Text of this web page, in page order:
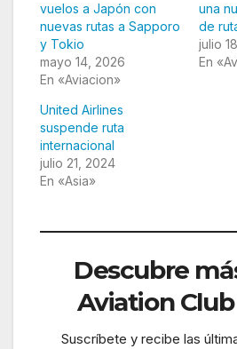
vuelos a Japón con
nuevas rutas a Sapporo
y Tokio
mayo 14, 2026
En «Aviacion»
una
de
julio
En
United Airlines
suspende ruta
internacional
julio 21, 2024
En «Asia»
Descubre
Aviation
Suscríbete y recibe las